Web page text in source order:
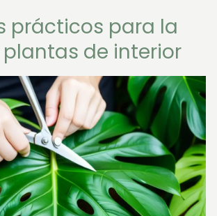
prácticos para la
de interior